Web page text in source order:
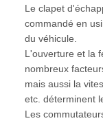
Le clapet
commandé en
du véhicule.
L'ouverture et la
nombreux
mais aussi la
etc. déterminent
Les